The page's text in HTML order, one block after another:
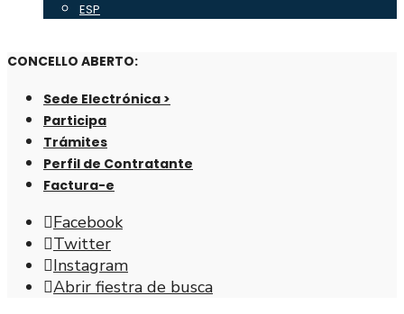
ESP
CONCELLO ABERTO:
Sede Electrónica >
Participa
Trámites
Perfil de Contratante
Factura-e
Facebook
Twitter
Instagram
Abrir fiestra de busca